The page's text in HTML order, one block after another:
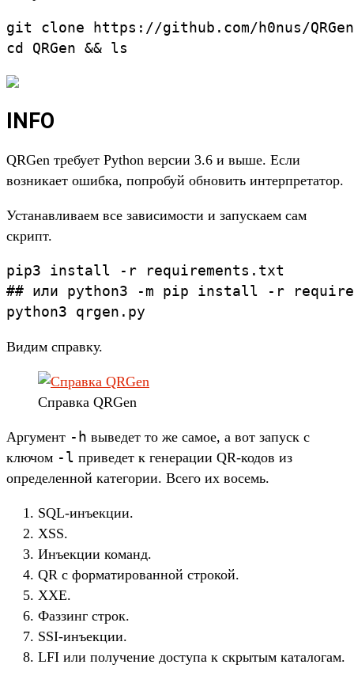
git clone https://github.com/h0nus/QRGen
INFO
QRGen требует Python версии 3.6 и выше. Если
возникает ошибка, попробуй обновить интерпретатор.
Устанавливаем все зависимости и запускаем сам
скрипт.
pip3 install -r requirements.txt
## или python3 -m pip install -r
Видим справку.
Справка QRGen
Аргумент -h выведет то же самое, а вот запуск с
ключом -l приведет к генерации QR-кодов из
определенной категории. Всего их восемь.
SQL-инъекции.
XSS.
Инъекции команд.
QR с форматированной строкой.
XXE.
Фаззинг строк.
SSI-инъекции.
LFI или получение доступа к скрытым каталогам.